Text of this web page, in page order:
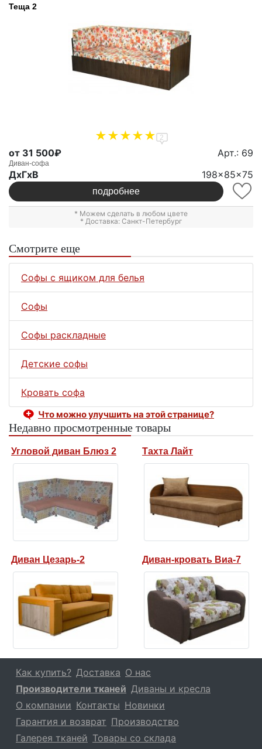
Теща 2
2
от 31 500₽ Арт.: 69
Диван-софа
ДxГxВ 198x85x75
подробнее
* Можем сделать в любом цвете
* Доставка: Санкт-Петербург
Смотрите еще
Софы с ящиком для белья
Софы
Софы раскладные
Детские софы
Кровать софа
Что можно улучшить на этой странице?
Недавно просмотренные товары
Угловой диван Блюз 2 Тахта Лайт
Диван Цезарь-2 Диван-кровать Виа-7
Как купить? Доставка О нас
Производители тканей Диваны и кресла
О компании Контакты Новинки
Гарантия и возврат Производство
Галерея тканей Товары со склада